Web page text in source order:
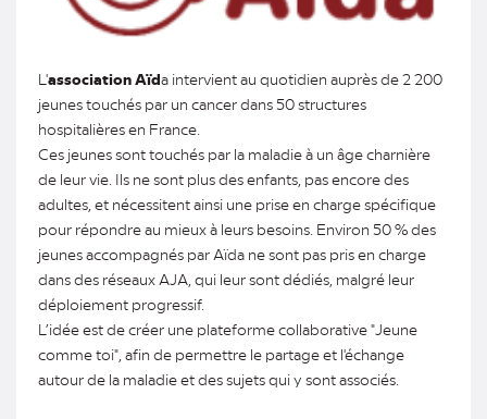
L'association Aïda intervient au quotidien auprès de 2 200
jeunes touchés par un cancer dans 50 structures
hospitalières en France.
Ces jeunes sont touchés par la maladie à un âge charnière
de leur vie. Ils ne sont plus des enfants, pas encore des
adultes, et nécessitent ainsi une prise en charge spécifique
pour répondre au mieux à leurs besoins. Environ 50 % des
jeunes accompagnés par Aïda ne sont pas pris en charge
dans des réseaux AJA, qui leur sont dédiés, malgré leur
déploiement progressif.
L’idée est de créer une plateforme collaborative "Jeune
comme toi", afin de permettre le partage et l'échange
autour de la maladie et des sujets qui y sont associés.